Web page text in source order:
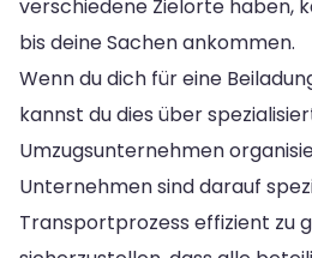
verschiedene Zielorte haben,
bis deine Sachen ankommen.
Wenn du dich für eine
kannst du dies über
Umzugsunternehmen
Unternehmen sind darauf
Transportprozess effizient zu